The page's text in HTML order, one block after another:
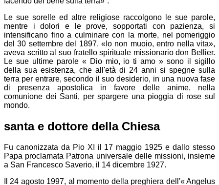
Le sue sorelle ed altre religiose raccolgono le sue parole,
mentre i dolori e le prove, sopportati con pazienza, si
intensificano fino a culminare con la morte, nel pomeriggio
del 30 settembre del 1897. «Io non muoio, entro nella vita»,
aveva scritto al suo fratello spirituale missionario don Bellier.
Le sue ultime parole « Dio mio, io ti amo » sono il sigillo
della sua esistenza, che all'età di 24 anni si spegne sulla
terra per entrare, secondo il suo desiderio, in una nuova fase
di presenza apostolica in favore delle anime, nella
comunione dei Santi, per spargere una pioggia di rose sul
mondo.
santa e dottore della Chiesa
Fu canonizzata da Pio XI il 17 maggio 1925 e dallo stesso
Papa proclamata Patrona universale delle missioni, insieme
a San Francesco Saverio, il 14 dicembre 1927.
Il 24 agosto 1997, al momento della preghiera dell'« Angelus